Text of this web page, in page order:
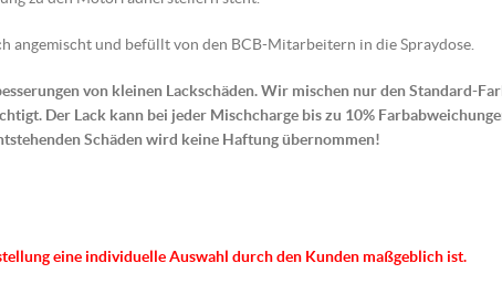
und befüllt von den BCB-Mitarbeitern in die Spraydose.
von kleinen Lackschäden. Wir mischen nur den Standard-
Der Lack kann bei jeder Mischcharge bis zu 10%
Schäden wird keine Haftung übernommen!
eine individuelle Auswahl durch den Kunden maßgeblich ist.